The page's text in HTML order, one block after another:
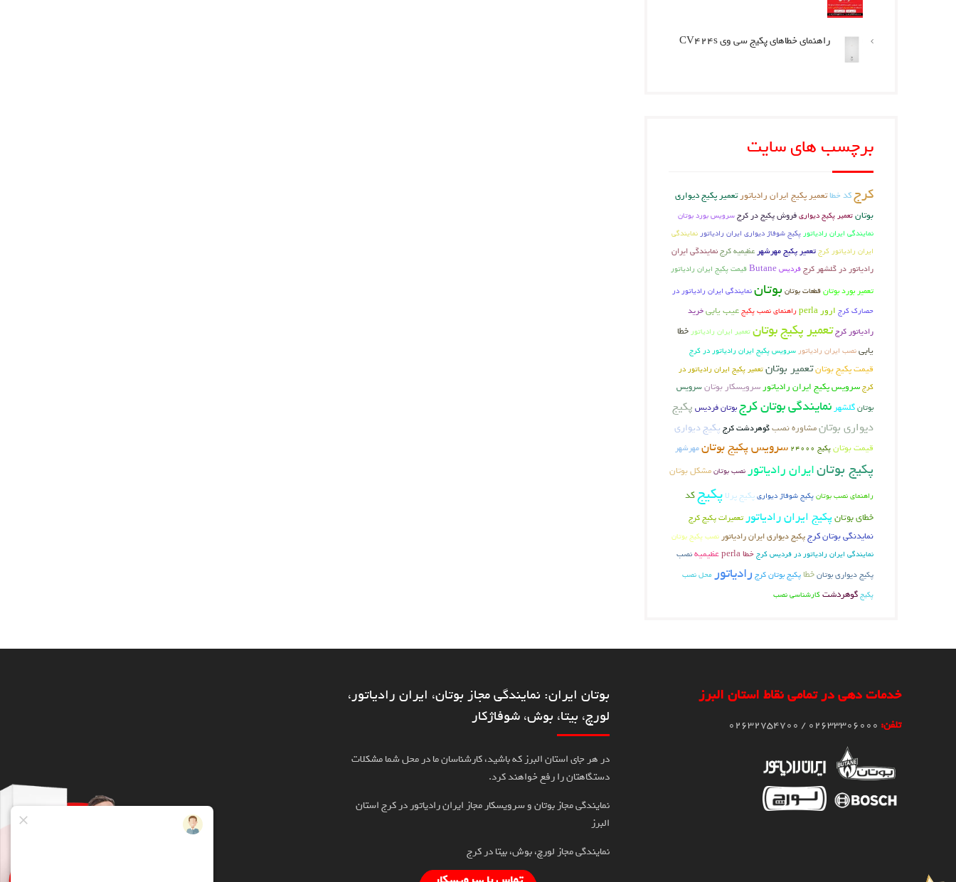
راهنمای خطاهای پکیج سی وی CV424s
برچسب های سایت
کرجکد خطاتعمیر پکیج ایران رادیاتور تعمیر پکیج دیواری
بوتانتعمیر پکیج دیواریفروش پکیج در کرجسرویس بورد بوتان
نمایندگی ایران رادیاتورپکیج شوفاژ دیواری ایران رادیاتورنمایندگی
ایران رادیاتور کرجتعمیر پکیج مهرشهر عظیمیه کرجنمایندگی ایران
رادیاتور در گلشهر کرجفردیسButaneقیمت پکیج ایران رادیاتور
تعمیر بورد بوتانقطعات بوتان بوتاننمایندگی ایران رادیاتور در
حصارک کرج ارور perla راهنمای نصب پکیجعیب یابیخرید
رادیاتور کرجتعمیر پکیج بوتانتعمیر ایران رادیاتورخطا
یابینصب ایران رادیاتور سرویس پکیج ایران رادیاتور در کرج
قیمت پکیج بوتانتعمیر بوتانتعمیر پکیج ایران رادیاتور در
کرجسرویس پکیج ایران رادیاتور سرویسکار بوتانسرویس
بوتانگلشهر نمایندگی بوتان کرجبوتان فردیس پکیج
دیواری بوتانمشاوره نصبگوهردشت کرج پکیج دیواری
قیمت بوتانپکیج 24000 سرویس پکیج بوتانمهرشهر
پکیج بوتانایران رادیاتورنصب بوتانمشکل بوتان
راهنمای نصب بوتانپکیج شوفاژ دیواریپکیج پرلا پکیجکد
خطای بوتانپکیج ایران رادیاتورتعمیرات پکیج کرج
نمایدنگی بوتان کرجپکیج دیواری ایران رادیاتور نصب پکیج بوتان
نمایندگی ایران رادیاتور در فردیس کرجخطا perla عظیمیهنصب
پکیج دیواری بوتانخطا پکیج بوتان کرج رادیاتورمحل نصب
پکیجگوهردشتکارشناسی نصب
خدمات دهی در تمامی نقاط استان البرز
تلفن:
بوتان ایران: نمایندگی مجاز بوتان، ایران رادیاتور،
لورچ، بیتا، بوش، شوفاژکار
در هر جای استان البرز که باشید، کارشناسان ما در محل شما مشکلات
دستگاهتان را رفع خواهند کرد.
نمایندگی مجاز بوتان و سرویسکار مجاز ایران رادیاتور در کرج استان
البرز
نمایندگی مجاز لورچ، بوش، بیتا در کرج